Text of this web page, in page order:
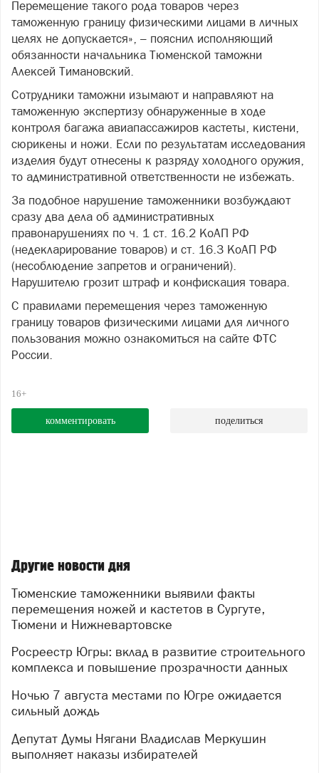
Перемещение такого рода товаров через
таможенную границу физическими лицами в личных
целях не допускается», – пояснил исполняющий
обязанности начальника Тюменской таможни
Алексей Тимановский.
Сотрудники таможни изымают и направляют на
таможенную экспертизу обнаруженные в ходе
контроля багажа авиапассажиров кастеты, кистени,
сюрикены и ножи. Если по результатам исследования
изделия будут отнесены к разряду холодного оружия,
то административной ответственности не избежать.
За подобное нарушение таможенники возбуждают
сразу два дела об административных
правонарушениях по ч. 1 ст. 16.2 КоАП РФ
(недекларирование товаров) и ст. 16.3 КоАП РФ
(несоблюдение запретов и ограничений).
Нарушителю грозит штраф и конфискация товара.
С правилами перемещения через таможенную
границу товаров физическими лицами для личного
пользования можно ознакомиться на сайте ФТС
России.
16+
комментировать поделиться
Другие новости дня
Тюменские таможенники выявили факты
перемещения ножей и кастетов в Сургуте,
Тюмени и Нижневартовске
Росреестр Югры: вклад в развитие строительного
комплекса и повышение прозрачности данных
Ночью 7 августа местами по Югре ожидается
сильный дождь
Депутат Думы Нягани Владислав Меркушин
выполняет наказы избирателей